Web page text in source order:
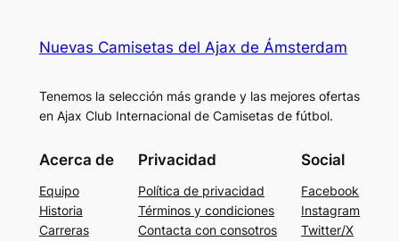
Nuevas Camisetas del Ajax de Ámsterdam
Tenemos la selección más grande y las mejores ofertas
en Ajax Club Internacional de Camisetas de fútbol.
Acerca de
Equipo
Historia
Carreras
Privacidad
Política de privacidad
Términos y condiciones
Contacta con consotros
Social
Facebook
Instagram
Twitter/X